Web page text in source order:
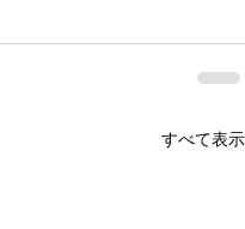
すべて表示